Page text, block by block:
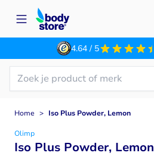
Ga naar de inhoud
4.64 / 5
Home > Iso Plus Powder, Lemon
Olimp
Iso Plus Powder, Lemon